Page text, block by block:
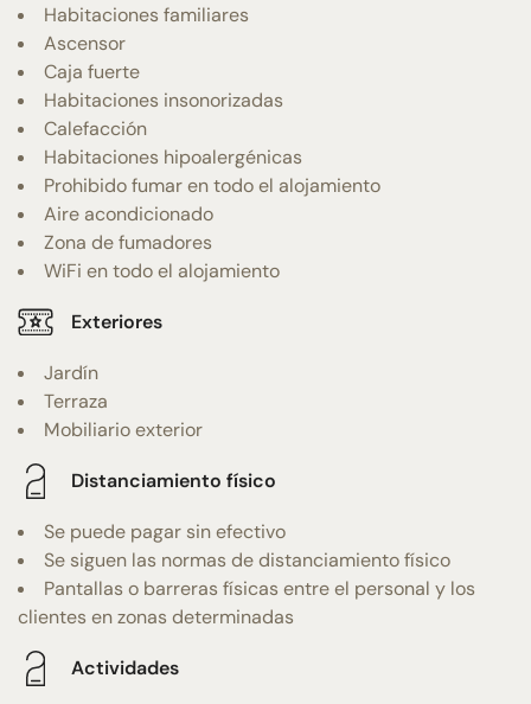
Habitaciones familiares
Ascensor
Caja fuerte
Habitaciones insonorizadas
Calefacción
Habitaciones hipoalergénicas
Prohibido fumar en todo el alojamiento
Aire acondicionado
Zona de fumadores
WiFi en todo el alojamiento
Exteriores
Jardín
Terraza
Mobiliario exterior
Distanciamiento físico
Se puede pagar sin efectivo
Se siguen las normas de distanciamiento físico
Pantallas o barreras físicas entre el personal y los
clientes en zonas determinadas
Actividades